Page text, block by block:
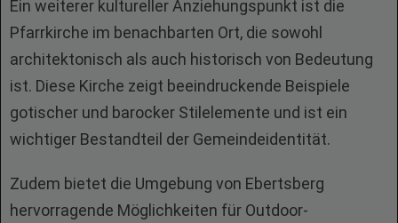
Ein weiterer kultureller Anziehungspunkt ist die
Pfarrkirche im benachbarten Ort, die sowohl
architektonisch als auch historisch von Bedeutung
ist. Diese Kirche zeigt beeindruckende Beispiele
gotischer und barocker Stilelemente und ist ein
wichtiger Bestandteil der Gemeindeidentität.
Zudem bietet die Umgebung von Ebertsberg
hervorragende Möglichkeiten für Outdoor-